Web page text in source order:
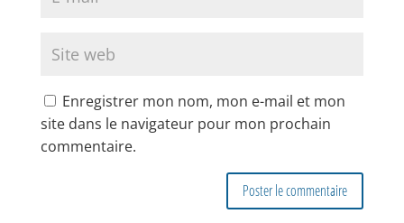
Enregistrer mon nom, mon e-mail et mon
site dans le navigateur pour mon prochain
commentaire.